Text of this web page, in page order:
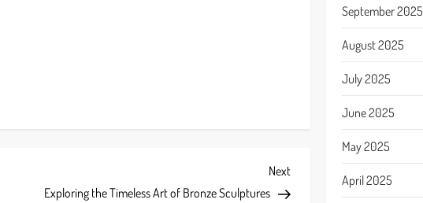
Next
Post
Next
Exploring the Timeless Art of Bronze Sculptures
September 2025
August 2025
July 2025
June 2025
May 2025
April 2025